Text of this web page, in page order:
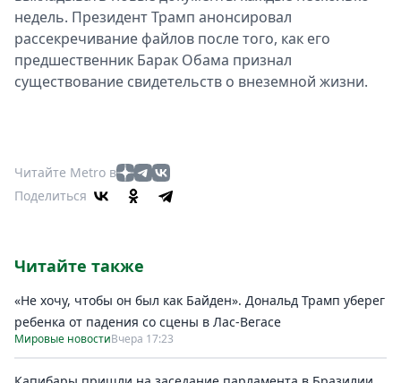
недель. Президент Трамп анонсировал
рассекречивание файлов после того, как его
предшественник Барак Обама признал
существование свидетельств о внеземной жизни.
Читайте Metro в
Поделиться
Читайте также
«Не хочу, чтобы он был как Байден». Дональд Трамп уберег
ребенка от падения со сцены в Лас-Вегасе
Мировые новостиВчера 17:23